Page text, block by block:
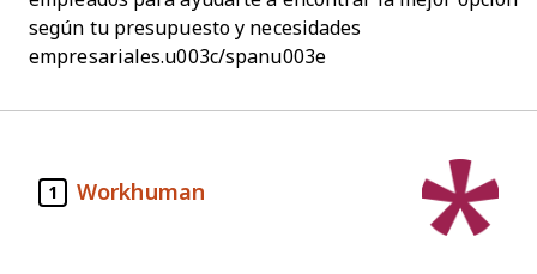
según tu presupuesto y necesidades
empresariales.u003c/spanu003e
1 Workhuman